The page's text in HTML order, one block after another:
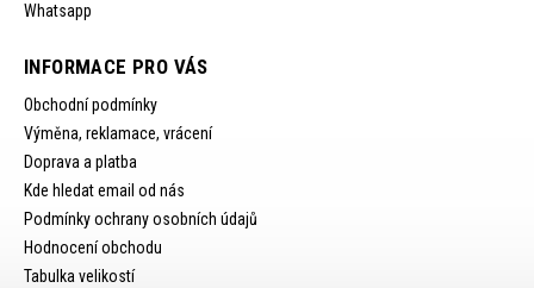
Whatsapp
INFORMACE PRO VÁS
Obchodní podmínky
Výměna, reklamace, vrácení
Doprava a platba
Kde hledat email od nás
Podmínky ochrany osobních údajů
Hodnocení obchodu
Tabulka velikostí